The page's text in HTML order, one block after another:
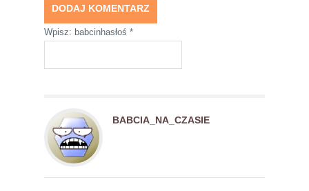
Wpisz: babcinhasłoś *
BABCIA_NA_CZASIE